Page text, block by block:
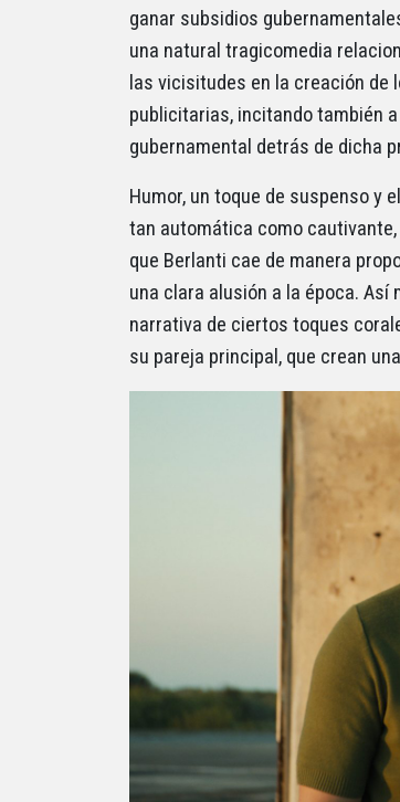
ganar subsidios
una natural tragicomedia
las vicisitudes en la creación de
publicitarias, incitando también
gubernamental detrás de dicha
Humor, un toque de suspenso y
tan automática como
que Berlanti cae de manera
una clara alusión a la época.
narrativa de ciertos toques
su pareja principal, que crean